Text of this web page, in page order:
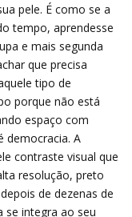
pele. É como se a
tempo, aprendesse
e mais segunda
que precisa
tipo de
porque não está
espaço com
democracia. A
contraste visual que
resolução, preto
de dezenas de
se integra ao seu